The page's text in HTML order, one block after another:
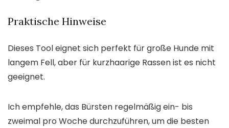
Praktische Hinweise
Dieses Tool eignet sich perfekt für große Hunde mit
langem Fell, aber für kurzhaarige Rassen ist es nicht
geeignet.
Ich empfehle, das Bürsten regelmäßig ein- bis
zweimal pro Woche durchzuführen, um die besten